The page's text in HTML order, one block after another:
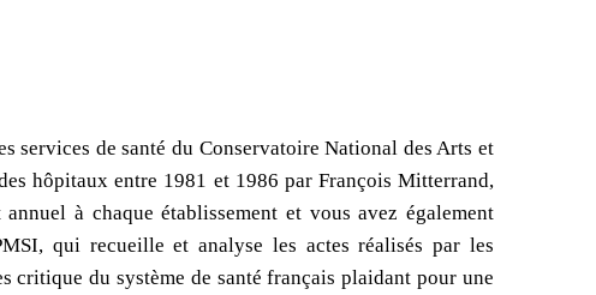
services de santé du Conservatoire National des Arts et
hôpitaux entre 1981 et 1986 par François Mitterrand,
à chaque établissement et vous avez également
qui recueille et analyse les actes réalisés par les
critique du système de santé français plaidant pour une